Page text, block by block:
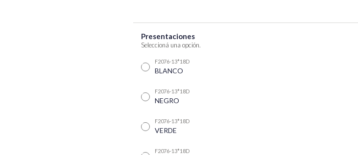
Presentaciones
Seleccioná una opción.
F2076-13*18D
BLANCO
F2076-13*18D
NEGRO
F2076-13*18D
VERDE
F2076-13*18D